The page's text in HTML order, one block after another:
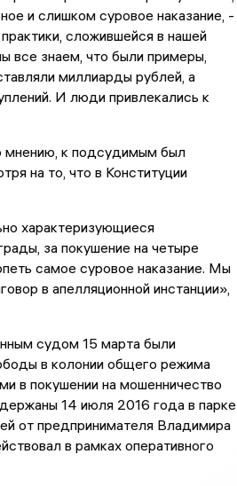
и слишком суровое наказание, -
сложившейся в нашей
все знаем, что были примеры,
миллиарды рублей, а
И люди привлекались к
мнению, к подсудимым был
на то, что в Конституции
характеризующиеся
за покушение на четыре
самое суровое наказание. Мы
в апелляционной инстанции»,
судом 15 марта были
в колонии общего режима
в покушении на мошенничество
14 июля 2016 года в парке
от предпринимателя Владимира
в рамках оперативного